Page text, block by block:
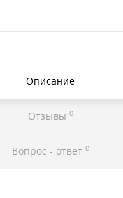
Описание
Отзывы 0
Вопрос - ответ 0